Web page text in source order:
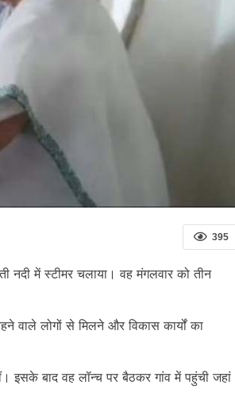
395
नदी में स्टीमर चलाया। वह मंगलवार को तीन
वाले लोगों से मिलने और विकास कार्यों का
इसके बाद वह लॉन्च पर बैठकर गांव में पहुंची जहां